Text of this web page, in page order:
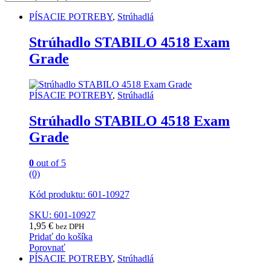
PÍSACIE POTREBY, Strúhadlá
Strúhadlo STABILO 4518 Exam
Grade
PÍSACIE POTREBY, Strúhadlá
Strúhadlo STABILO 4518 Exam
Grade
0 out of 5
(0)
Kód produktu: 601-10927
SKU: 601-10927
1,95 € bez DPH
Pridať do košíka
Porovnať
PÍSACIE POTREBY, Strúhadlá